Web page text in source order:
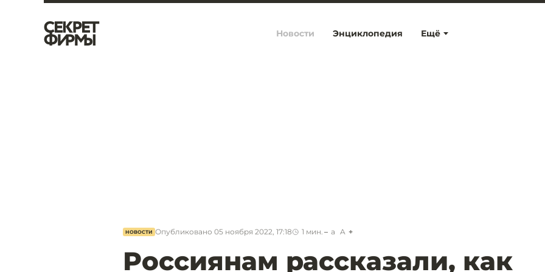
Ещё
Новости Энциклопедия
НОВОСТИ Опубликовано 05 ноября 2022, 17:18 1 мин. a A
Россиянам рассказали, как